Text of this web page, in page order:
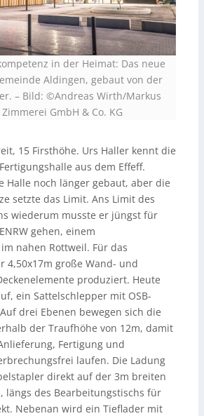
in der Heimat: Das neue
Aldingen, gebaut von der
– Bild: ©Andreas Wirth/Markus
GmbH & Co. KG
15 Firsthöhe. Urs Haller kennt die
aus dem Effeff.
Halle noch länger gebaut, aber die
setzte das Limit. Ans Limit des
wiederum musste er jüngst für
gehen, einem
nahen Rottweil. Für das
4,50x17m große Wand- und
produziert. Heute
ein Sattelschlepper mit OSB-
drei Ebenen bewegen sich die
der Traufhöhe von 12m, damit
Fertigung und
laufen. Die Ladung
direkt auf der 3m breiten
längs des Bearbeitungstischs für
Nebenan wird ein Tieflader mit